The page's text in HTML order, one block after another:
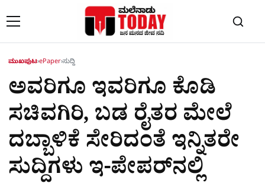
ಮುಖಪುಟ›ePaper›ಸುದ್ದಿ
ಅವರಿಗೂ ಇವರಿಗೂ ಕೊಡಿ
ಸಚಿವಗಿರಿ, ಬಡ ರೈತರ ಮೇಲೆ
ದಬ್ಬಾಳಿಕೆ ಸೇರಿದಂತೆ ಇನ್ನಿತರೇ
ಸುದ್ದಿಗಳು ಇ-ಪೇಪರ್​ನಲ್ಲಿ